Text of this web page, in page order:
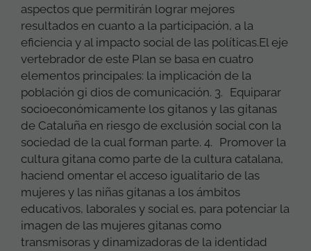
aspectos que permitirán lograr mejores
resultados en cuanto a la participación, a la
eficiencia y al impacto social de las políticas.El eje
vertebrador de este Plan se basa en cuatro
elementos principales: la implicación de la
población gi dios de comunicación. 3. Equiparar
socioeconómicamente los gitanos y las gitanas
de Cataluña en riesgo de exclusión social con la
sociedad de la cual forman parte. 4. Promover la
cultura gitana como parte de la cultura catalana,
haciend omentar el acceso igualitario de las
mujeres y las niñas gitanas a los ámbitos
educativos, laborales y social es, para potenciar la
imagen de las mujeres gitanas como
transmisoras y dinamizadoras de la identidad